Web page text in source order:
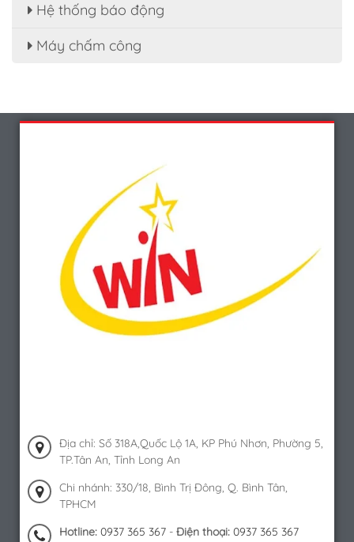
Hệ thống báo động
Máy chấm công
Địa chỉ: Số 318A,Quốc Lộ 1A, KP Phú Nhơn, Phường 5,
TP.Tân An, Tỉnh Long An
Chi nhánh: 330/18, Bình Trị Đông, Q. Bình Tân,
TPHCM
Hotline: 0937 365 367 - Điện thoại: 0937 365 367